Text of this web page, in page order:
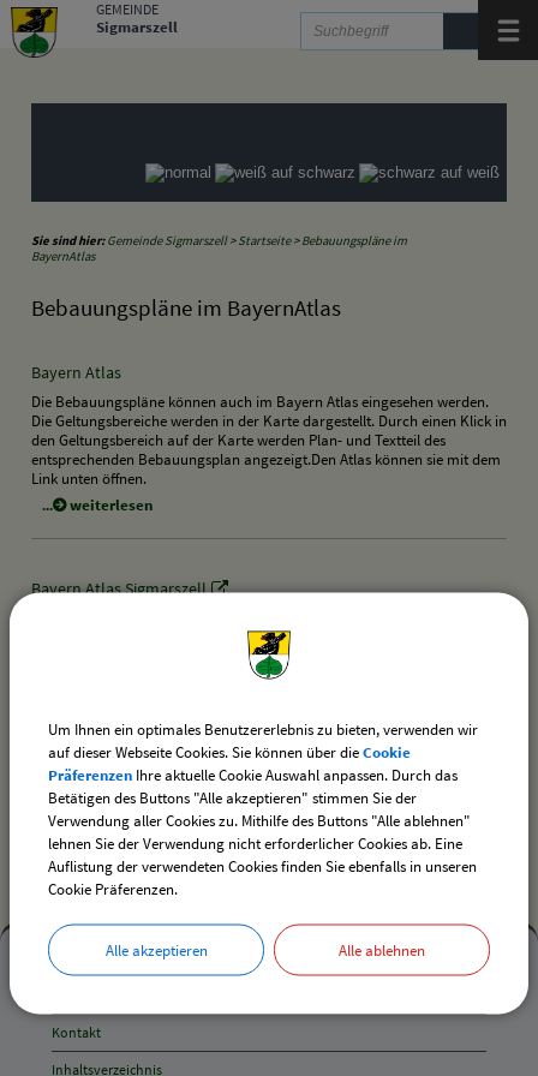
Zum Inhalt zur Navigation springen.
GEMEINDE
Sigmarszell
Newsletter VG Sigmarszell
Sie sind hier: Gemeinde Sigmarszell>Startseite>Bebauungspläne im
BayernAtlas
Bebauungspläne im BayernAtlas
Bayern Atlas
Die Bebauungspläne können auch im Bayern Atlas eingesehen werden.
Die Geltungsbereiche werden in der Karte dargestellt. Durch einen Klick in
den Geltungsbereich auf der Karte werden Plan- und Textteil des
entsprechenden Bebauungsplan angezeigt.Den Atlas können sie mit dem
Link unten öffnen.
weiterlesen
Bayern Atlas Sigmarszell
Mehr
entdecken,
Öffnungszeiten
und
Kontakt
Inhaltsverzeichnis
Um Ihnen ein optimales Benutzererlebnis zu bieten, verwenden wir
auf dieser Webseite Cookies. Sie können über dieCookie
Präferenzen Ihre aktuelle Cookie Auswahl anpassen. Durch das
Betätigen des Buttons "Alle akzeptieren" stimmen Sie der
Verwendung aller Cookies zu. Mithilfe des Buttons "Alle ablehnen"
lehnen Sie der Verwendung nicht erforderlicher Cookies ab. Eine
Auflistung der verwendeten Cookies finden Sie ebenfalls in unseren
Cookie Präferenzen.
Alle akzeptieren Alle ablehnen